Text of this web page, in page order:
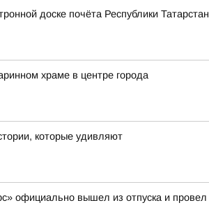
доске почёта Республики Татарстан
храме в центре города
которые удивляют
официально вышел из отпуска и